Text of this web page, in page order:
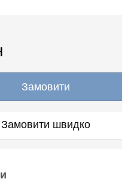
Замовити
Замовити швидко